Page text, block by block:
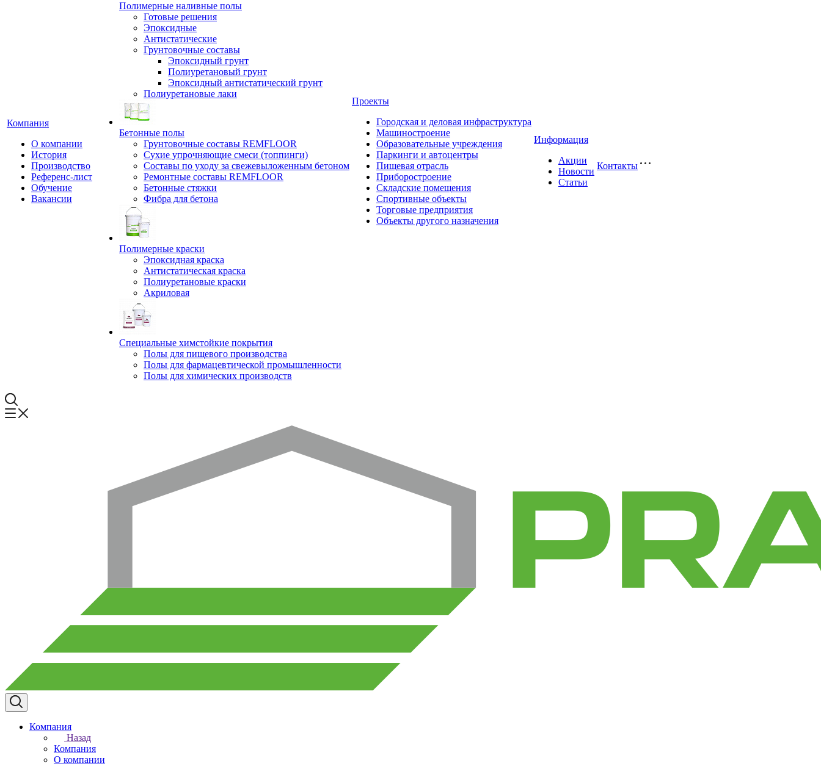
Компания
О компании
История
Производство
Референс-лист
Обучение
Вакансии
Полимерные наливные полы
Готовые решения
Эпоксидные
Антистатические
Грунтовочные составы
Эпоксидный грунт
Полиуретановый грунт
Эпоксидный антистатический грунт
Полиуретановые лаки
Бетонные полы
Грунтовочные составы REMFLOOR
Сухие упрочняющие смеси (топпинги)
Составы по уходу за свежевыложенным бетоном
Ремонтные составы REMFLOOR
Бетонные стяжки
Фибра для бетона
Полимерные краски
Эпоксидная краска
Антистатическая краска
Полиуретановые краски
Акриловая
Специальные химстойкие покрытия
Полы для пищевого производства
Полы для фармацевтической промышленности
Полы для химических производств
Проекты
Городская и деловая инфраструктура
Машиностроение
Образовательные учреждения
Паркинги и автоцентры
Пищевая отрасль
Приборостроение
Складские помещения
Спортивные объекты
Торговые предприятия
Объекты другого назначения
Информация
Акции
Новости
Статьи
Контакты
Компания
Назад
Компания
О компании